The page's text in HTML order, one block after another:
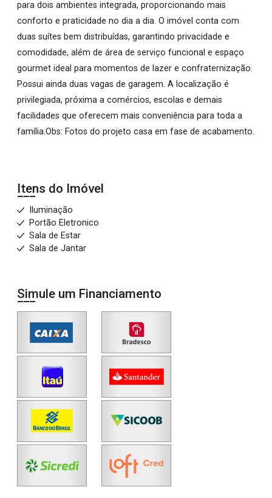
para dois ambientes integrada, proporcionando mais
conforto e praticidade no dia a dia. O imóvel conta com
duas suítes bem distribuídas, garantindo privacidade e
comodidade, além de área de serviço funcional e espaço
gourmet ideal para momentos de lazer e confraternização.
Possui ainda duas vagas de garagem. A localização é
privilegiada, próxima a comércios, escolas e demais
facilidades que oferecem mais conveniência para toda a
família.Obs: Fotos do projeto casa em fase de acabamento.
Itens do Imóvel
Iluminação
Portão Eletronico
Sala de Estar
Sala de Jantar
Simule um Financiamento